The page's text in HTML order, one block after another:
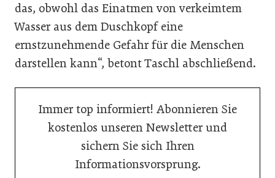
das, obwohl das Einatmen von verkeimtem
Wasser aus dem Duschkopf eine
ernstzunehmende Gefahr für die Menschen
darstellen kann“, betont Taschl abschließend.
Immer top informiert! Abonnieren Sie
kostenlos unseren Newsletter und
sichern Sie sich Ihren
Informationsvorsprung.